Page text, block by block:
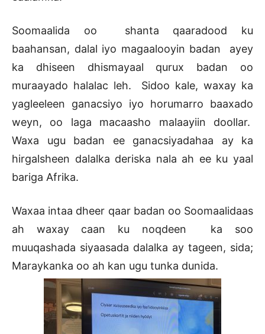
Soomaalida oo shanta qaaradood ku
baahansan, dalal iyo magaalooyin badan ayey
ka dhiseen dhismayaal qurux badan oo
muraayado halalac leh. Sidoo kale, waxay ka
yagleeleen ganacsiyo iyo horumarro baaxado
weyn, oo laga macaasho malaayiin doollar.
Waxa ugu badan ee ganacsiyadahaa ay ka
hirgalsheen dalalka deriska nala ah ee ku yaal
bariga Afrika.
Waxaa intaa dheer qaar badan oo Soomaalidaas
ah waxay caan ku noqdeen ka soo
muuqashada siyaasada dalalka ay tageen, sida;
Maraykanka oo ah kan ugu tunka dunida.